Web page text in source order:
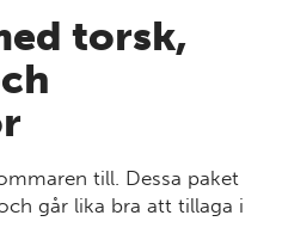
torsk,
till. Dessa paket
går lika bra att tillaga i